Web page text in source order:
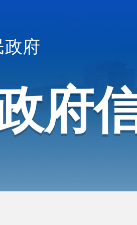
政府
府